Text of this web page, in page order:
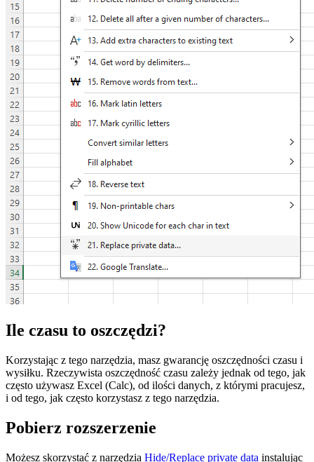
Ile czasu to oszczędzi?
Korzystając z tego narzędzia, masz gwarancję oszczędności czasu i
wysiłku. Rzeczywista oszczędność czasu zależy jednak od tego, jak
często używasz Excel (Calc), od ilości danych, z którymi pracujesz,
i od tego, jak często korzystasz z tego narzędzia.
Pobierz rozszerzenie
Możesz skorzystać z narzędzia Hide/Replace private data instalując